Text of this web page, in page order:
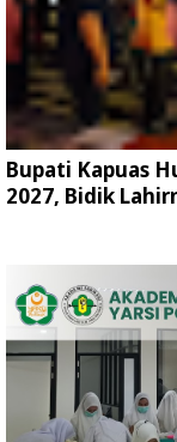
Bupati Kapuas
2027, Bidik